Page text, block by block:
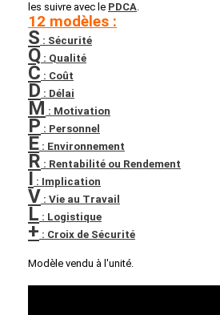
les suivre avec le PDCA.
12 modèles :
S : Sécurité
Q : Qualité
C : Coût
D : Délai
M : Motivation
P : Personnel
E : Environnement
R : Rentabilité ou Rendement
I : Implication
V : Vie au Travail
L : Logistique
+ : Croix de Sécurité
Modèle vendu à l'unité.